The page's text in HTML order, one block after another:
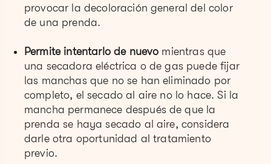
provocar la decoloración general del color
de una prenda.
Permite intentarlo de nuevo mientras que
una secadora eléctrica o de gas puede fijar
las manchas que no se han eliminado por
completo, el secado al aire no lo hace. Si la
mancha permanece después de que la
prenda se haya secado al aire, considera
darle otra oportunidad al tratamiento
previo.